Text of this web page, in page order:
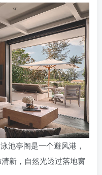
池亭阁是一个避风港，
新，自然光透过落地窗